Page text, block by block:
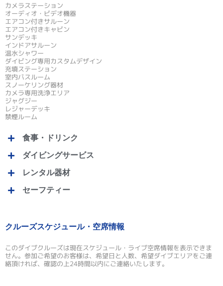
カメラステーション
オーディオ・ビデオ機器
エアコン付きサルーン
エアコン付きキャビン
サンデッキ
インドアサルーン
温水シャワー
ダイビング専用カスタムデザイン
充填ステーション
室内バスルーム
スノーケリング器材
カメラ専用洗浄エリア
ジャグジー
レジャーデッキ
禁煙ルーム
食事・ドリンク
ダイビングサービス
レンタル器材
セーフティー
クルーズスケジュール・空席情報
このダイブクルーズは現在スケジュール・ライブ空席情報を表示できま
せん。参加ご希望のお客様は、希望日と人数、希望ダイブエリアをご連
絡頂ければ、確認の上24時間以内にご連絡いたします。